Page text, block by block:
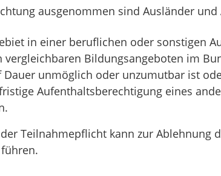
ausgenommen sind Ausländer und
in einer beruflichen oder sonstigen
vergleichbaren Bildungsangeboten im
Dauer unmöglich oder unzumutbar ist
Aufenthaltsberechtigung eines
Teilnahmepflicht kann zur